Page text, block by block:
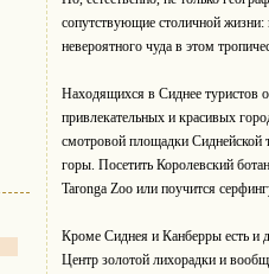
сопутствующие столичной жизни:
невероятного чуда в этом
Находящихся в Сиднее туристов
привлекательных и красивых
смотровой площадки Сиднейской
горы. Посетить Королевский
Taronga Zoo или поучится
Кроме Сиднея и Канберры есть и
Центр золотой лихорадки и